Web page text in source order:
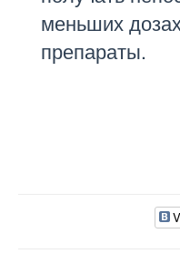
меньших
препараты.